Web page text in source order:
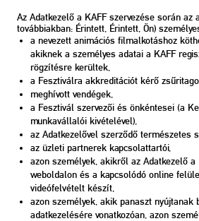
Az Adatkezelő a KAFF szervezése során az
továbbiakban: Érintett, Érintett, Ön)
a nevezett animációs filmalkotáshoz
akiknek a személyes adatai a KAFF
rögzítésre kerültek,
a Fesztiválra akkreditációt kérő
meghívott vendégek,
a Fesztivál szervezői és önkéntesei (a
munkavállalói kivételével),
az Adatkezelővel szerződő természetes
az üzleti partnerek kapcsolattartói,
azon személyek, akikről az Adatkezelő
weboldalon és a kapcsolódó online
videófelvételt készít,
azon személyek, akik panaszt nyújtanak
adatkezelésére vonatkozóan,azon